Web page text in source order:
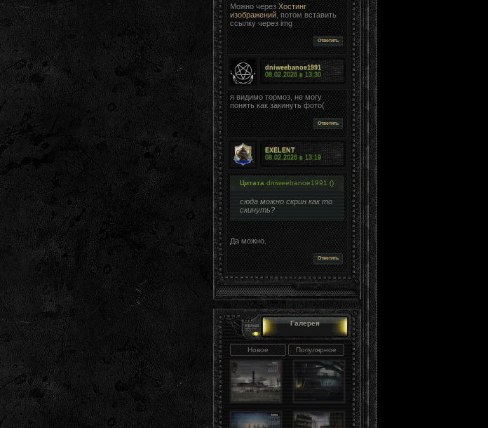
Можно черезХостинг
изображений, потом вставить
ссылку через img
Ответить
dniweebanoe1991
08.02.2026 в13:30
я видимо тормоз, не могу
понять как закинуть фото(
Ответить
EXELENT
08.02.2026 в13:19
Цитата dniweebanoe1991 ()
сюда можно скрин как то
скинуть?
Да можно.
Ответить
Галерея